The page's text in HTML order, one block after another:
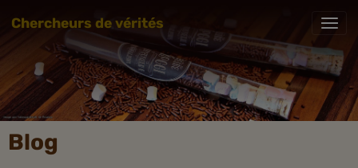
Chercheurs de vérités
Blog